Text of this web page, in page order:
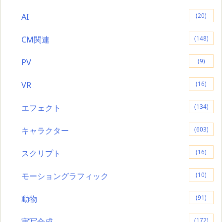
AI (20)
CM関連 (148)
PV (9)
VR (16)
エフェクト (134)
キャラクター (603)
スクリプト (16)
モーショングラフィック (10)
動物 (91)
(172)